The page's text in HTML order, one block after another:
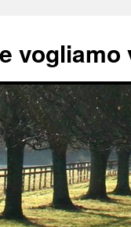
vogliamo